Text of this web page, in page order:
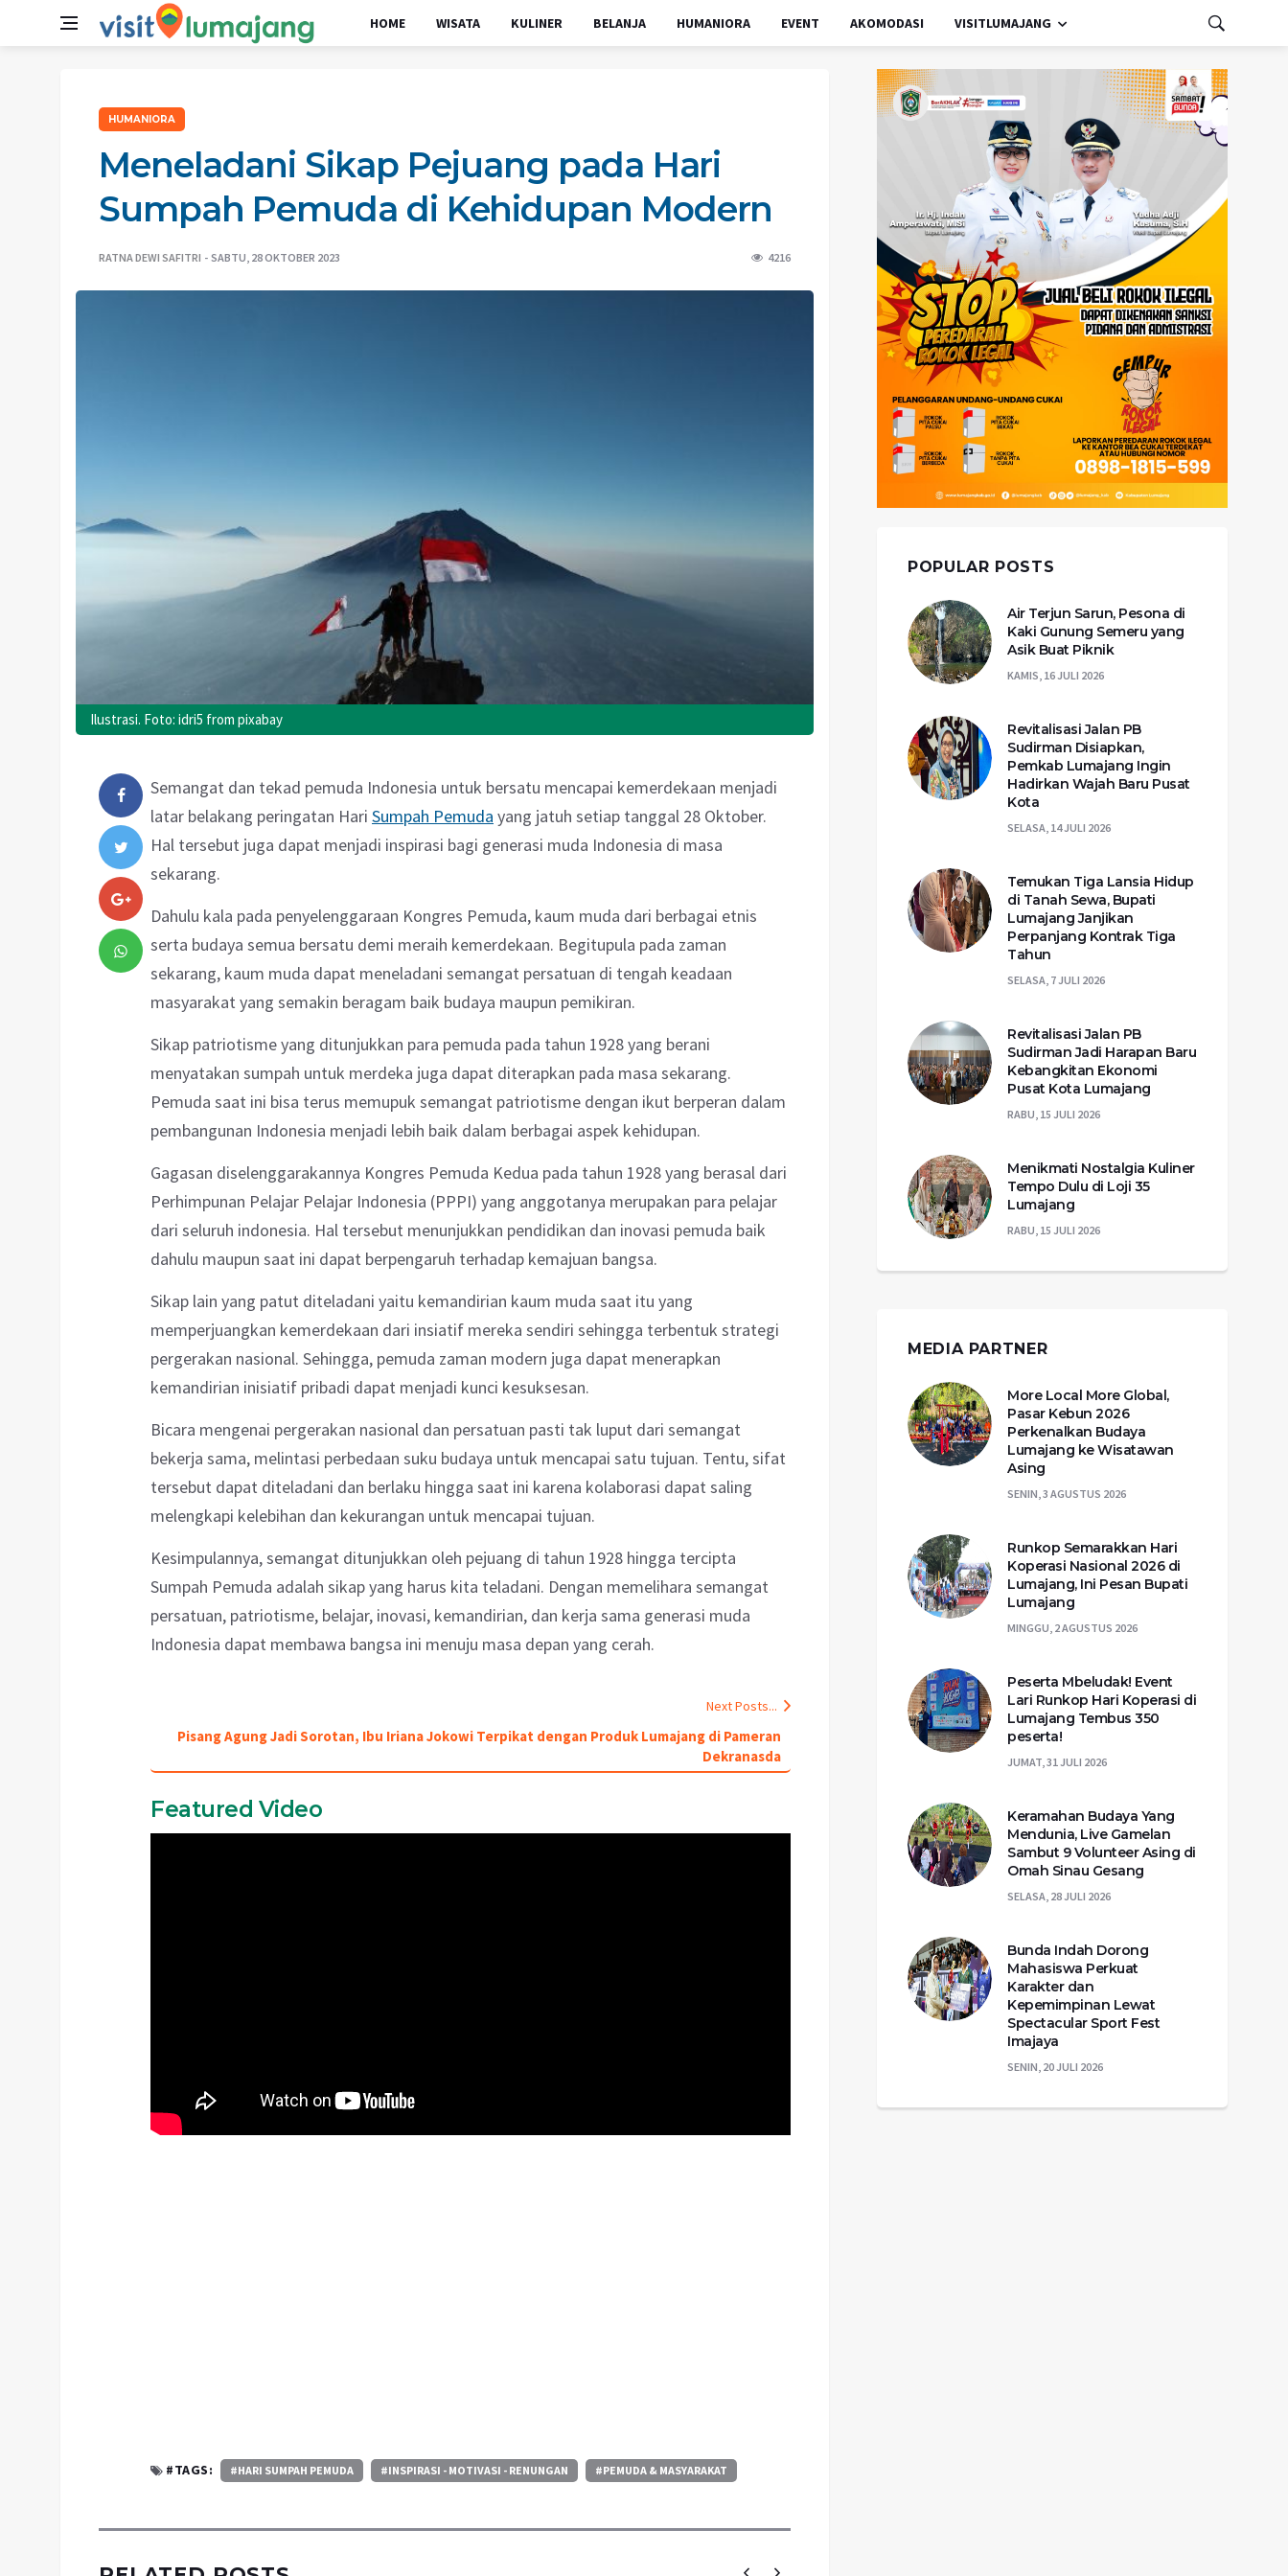
HOME WISATA KULINER BELANJA HUMANIORA EVENT AKOMODASI VISITLUMAJANG
HUMANIORA
Meneladani Sikap Pejuang pada Hari
Sumpah Pemuda di Kehidupan Modern
RATNA DEWI SAFITRI SABTU, 28 OKTOBER 2023 4216
Ilustrasi. Foto: idri5 from pixabay
Semangat dan tekad pemuda Indonesia untuk bersatu mencapai kemerdekaan menjadi
latar belakang peringatan Hari Sumpah Pemuda yang jatuh setiap tanggal 28 Oktober.
Hal tersebut juga dapat menjadi inspirasi bagi generasi muda Indonesia di masa
sekarang.
Dahulu kala pada penyelenggaraan Kongres Pemuda, kaum muda dari berbagai etnis
serta budaya semua bersatu demi meraih kemerdekaan. Begitupula pada zaman
sekarang, kaum muda dapat meneladani semangat persatuan di tengah keadaan
masyarakat yang semakin beragam baik budaya maupun pemikiran.
Sikap patriotisme yang ditunjukkan para pemuda pada tahun 1928 yang berani
menyatakan sumpah untuk merdeka juga dapat diterapkan pada masa sekarang.
Pemuda saat ini bisa terus memupuk semangat patriotisme dengan ikut berperan dalam
pembangunan Indonesia menjadi lebih baik dalam berbagai aspek kehidupan.
Gagasan diselenggarakannya Kongres Pemuda Kedua pada tahun 1928 yang berasal dari
Perhimpunan Pelajar Pelajar Indonesia (PPPI) yang anggotanya merupakan para pelajar
dari seluruh indonesia. Hal tersebut menunjukkan pendidikan dan inovasi pemuda baik
dahulu maupun saat ini dapat berpengaruh terhadap kemajuan bangsa.
Sikap lain yang patut diteladani yaitu kemandirian kaum muda saat itu yang
memperjuangkan kemerdekaan dari insiatif mereka sendiri sehingga terbentuk strategi
pergerakan nasional. Sehingga, pemuda zaman modern juga dapat menerapkan
kemandirian inisiatif pribadi dapat menjadi kunci kesuksesan.
Bicara mengenai pergerakan nasional dan persatuan pasti tak luput dari semangat
bekerja sama, melintasi perbedaan suku budaya untuk mencapai satu tujuan. Tentu, sifat
tersebut dapat diteladani dan berlaku hingga saat ini karena kolaborasi dapat saling
melengkapi kelebihan dan kekurangan untuk mencapai tujuan.
Kesimpulannya, semangat ditunjukkan oleh pejuang di tahun 1928 hingga tercipta
Sumpah Pemuda adalah sikap yang harus kita teladani. Dengan memelihara semangat
persatuan, patriotisme, belajar, inovasi, kemandirian, dan kerja sama generasi muda
Indonesia dapat membawa bangsa ini menuju masa depan yang cerah.
Next Posts...
Pisang Agung Jadi Sorotan, Ibu Iriana Jokowi Terpikat dengan Produk Lumajang di Pameran
Dekranasda
Featured Video
#TAGS: #HARI SUMPAH PEMUDA #INSPIRASI - MOTIVASI - RENUNGAN #PEMUDA & MASYARAKAT
POPULAR POSTS
Air Terjun Sarun, Pesona di
Kaki Gunung Semeru yang
Asik Buat Piknik
KAMIS, 16 JULI 2026
Revitalisasi Jalan PB
Sudirman Disiapkan,
Pemkab Lumajang Ingin
Hadirkan Wajah Baru Pusat
Kota
SELASA, 14 JULI 2026
Temukan Tiga Lansia Hidup
di Tanah Sewa, Bupati
Lumajang Janjikan
Perpanjang Kontrak Tiga
Tahun
SELASA, 7 JULI 2026
Revitalisasi Jalan PB
Sudirman Jadi Harapan Baru
Kebangkitan Ekonomi
Pusat Kota Lumajang
RABU, 15 JULI 2026
Menikmati Nostalgia Kuliner
Tempo Dulu di Loji 35
Lumajang
RABU, 15 JULI 2026
MEDIA PARTNER
More Local More Global,
Pasar Kebun 2026
Perkenalkan Budaya
Lumajang ke Wisatawan
Asing
SENIN, 3 AGUSTUS 2026
Runkop Semarakkan Hari
Koperasi Nasional 2026 di
Lumajang, Ini Pesan Bupati
Lumajang
MINGGU, 2 AGUSTUS 2026
Peserta Mbeludak! Event
Lari Runkop Hari Koperasi di
Lumajang Tembus 350
peserta!
JUMAT, 31 JULI 2026
Keramahan Budaya Yang
Mendunia, Live Gamelan
Sambut 9 Volunteer Asing di
Omah Sinau Gesang
SELASA, 28 JULI 2026
Bunda Indah Dorong
Mahasiswa Perkuat
Karakter dan
Kepemimpinan Lewat
Spectacular Sport Fest
Imajaya
SENIN, 20 JULI 2026